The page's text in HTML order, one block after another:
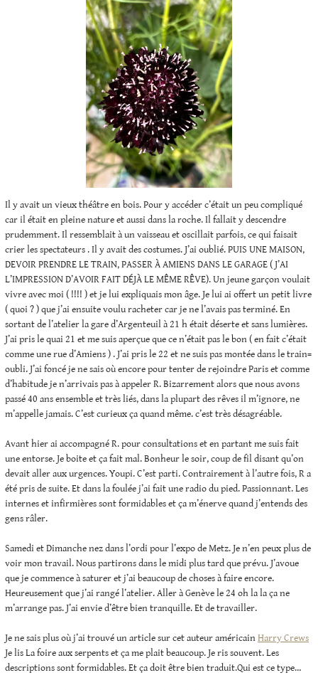
Il y avait un vieux théâtre en bois. Pour y accéder c’était un peu compliqué
car il était en pleine nature et aussi dans la roche. Il fallait y descendre
prudemment. Il ressemblait à un vaisseau et oscillait parfois, ce qui faisait
crier les spectateurs . Il y avait des costumes. J’ai oublié. PUIS UNE MAISON,
DEVOIR PRENDRE LE TRAIN, PASSER À AMIENS DANS LE GARAGE ( J’AI
L’IMPRESSION D’AVOIR FAIT DÉJÀ LE MÊME RÊVE). Un jeune garçon voulait
vivre avec moi ( !!!! ) et je lui expliquais mon âge. Je lui ai offert un petit livre
( quoi ? ) que j’ai ensuite voulu racheter car je ne l’avais pas terminé. En
sortant de l’atelier la gare d’Argenteuil à 21 h était déserte et sans lumières.
J’ai pris le quai 21 et me suis aperçue que ce n’était pas le bon ( en fait c’était
comme une rue d’Amiens ) . J’ai pris le 22 et ne suis pas montée dans le train=
oubli. J’ai foncé je ne sais où encore pour tenter de rejoindre Paris et comme
d’habitude je n’arrivais pas à appeler R. Bizarrement alors que nous avons
passé 40 ans ensemble et très liés, dans la plupart des rêves il m’ignore, ne
m’appelle jamais. C’est curieux ça quand même. c’est très désagréable.
Avant hier ai accompagné R. pour consultations et en partant me suis fait
une entorse. Je boite et ça fait mal. Bonheur le soir, coup de fil disant qu’on
devait aller aux urgences. Youpi. C’est parti. Contrairement à l’autre fois, R a
été pris de suite. Et dans la foulée j’ai fait une radio du pied. Passionnant. Les
internes et infirmières sont formidables et ça m’énerve quand j’entends des
gens râler.
Samedi et Dimanche nez dans l’ordi pour l’expo de Metz. Je n’en peux plus de
voir mon travail. Nous partirons dans le midi plus tard que prévu. J’avoue
que je commence à saturer et j’ai beaucoup de choses à faire encore.
Heureusement que j’ai rangé l’atelier. Aller à Genève le 24 oh la la ça ne
m’arrange pas. J’ai envie d’être bien tranquille. Et de travailler.
Je ne sais plus où j’ai trouvé un article sur cet auteur américainHarry Crews
Je lis La foire aux serpents et ça me plait beaucoup. Je ris souvent. Les
descriptions sont formidables. Et ça doit être bien traduit.Qui est ce type…